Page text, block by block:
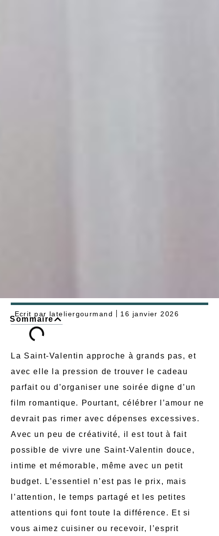
Ecrit par lateliergourmand 16 janvier 2026
Sommaire
La Saint-Valentin approche à grands pas, et
avec elle la pression de trouver le cadeau
parfait ou d’organiser une soirée digne d’un
film romantique. Pourtant, célébrer l’amour ne
devrait pas rimer avec dépenses excessives.
Avec un peu de créativité, il est tout à fait
possible de vivre une Saint-Valentin douce,
intime et mémorable, même avec un petit
budget. L’essentiel n’est pas le prix, mais
l’attention, le temps partagé et les petites
attentions qui font toute la différence. Et si
vous aimez cuisiner ou recevoir, l’esprit